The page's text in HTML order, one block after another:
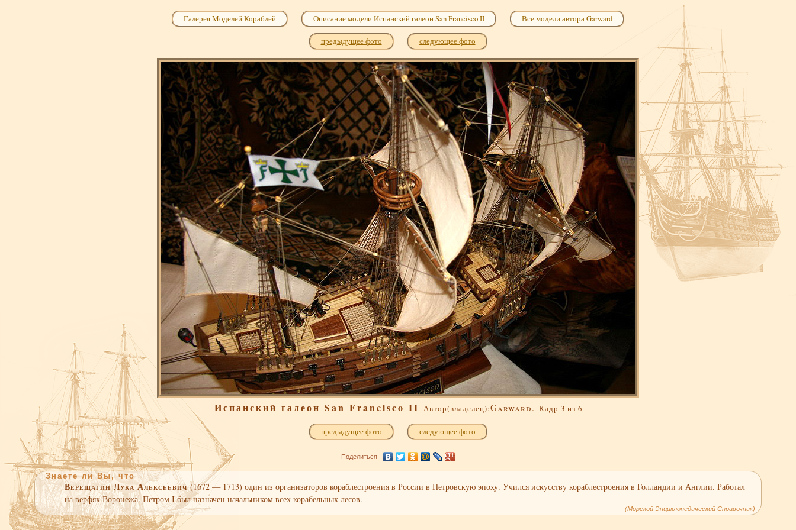
Галерея Моделей Кораблей Описание модели Испанский галеон San Francisco II Все модели автора Garward
предыдущее фото следующее фото
Испанский галеон San Francisco II Автор(владелец):Garward. Кадр 3 из 6
предыдущее фото следующее фото
Поделиться
Знаете ли Вы, что
Верещагин Лука Алексеевич(1672 — 1713) один из организаторов кораблестроения в России в Петровскую эпоху. Учился искусству кораблестроения в Голландии и Англии. Работал
на верфях Воронежа. Петром I был назначен начальником всех корабельных лесов.
(Морской Энциклопедический Справочник)